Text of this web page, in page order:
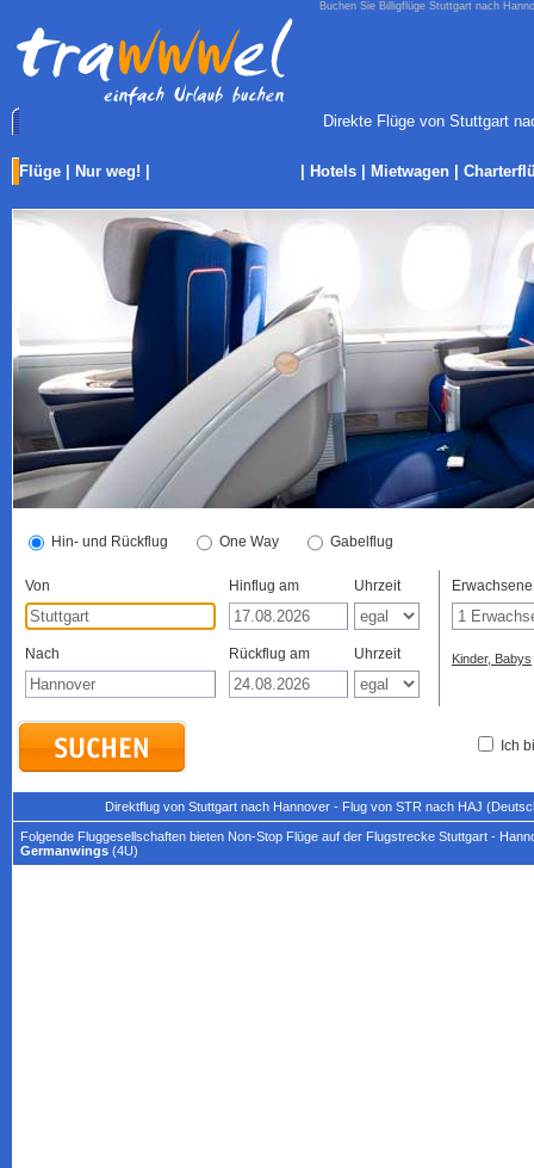
Buchen Sie Billigflüge Stuttgart nach
Direkte Flüge von Stuttgart
Flüge Nur weg! Hotels Mietwagen
Hin- und Rückflug One Way Gabelflug
Von Hinflug am Uhrzeit
Nach Rückflug am Uhrzeit
Erwachsene
Kinder, Babys
Ich
Direktflug von Stuttgart nach Hannover - Flug von STR nach HAJ
Folgende Fluggesellschaften bieten Non-Stop Flüge auf der Flugstrecke Stuttgart -
Germanwings (4U)